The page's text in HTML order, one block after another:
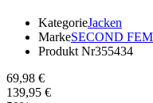
KategorieJacken
MarkeSECOND
Produkt Nr355434
69,98 €
139,95 €